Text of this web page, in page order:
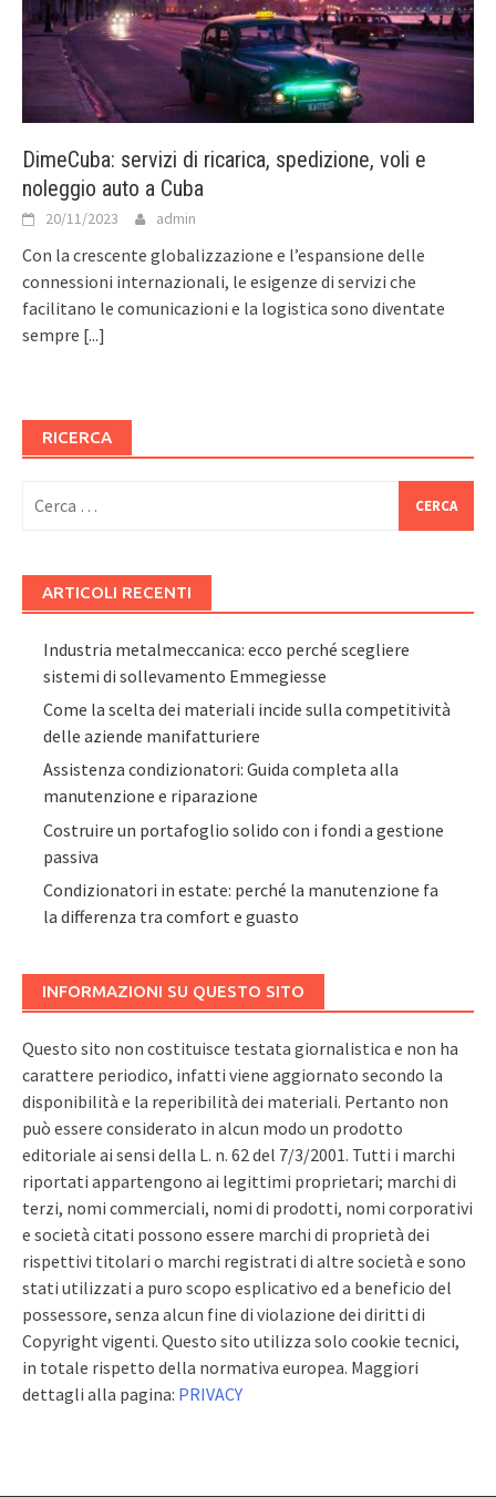
DimeCuba: servizi di ricarica, spedizione, voli e
noleggio auto a Cuba
20/11/2023 admin
Con la crescente globalizzazione e l’espansione delle
connessioni internazionali, le esigenze di servizi che
facilitano le comunicazioni e la logistica sono diventate
sempre [...]
RICERCA
per:
ARTICOLI RECENTI
Industria metalmeccanica: ecco perché scegliere
sistemi di sollevamento Emmegiesse
Come la scelta dei materiali incide sulla competitività
delle aziende manifatturiere
Assistenza condizionatori: Guida completa alla
manutenzione e riparazione
Costruire un portafoglio solido con i fondi a gestione
passiva
Condizionatori in estate: perché la manutenzione fa
la differenza tra comfort e guasto
INFORMAZIONI SU QUESTO SITO
Questo sito non costituisce testata giornalistica e non ha
carattere periodico, infatti viene aggiornato secondo la
disponibilità e la reperibilità dei materiali. Pertanto non
può essere considerato in alcun modo un prodotto
editoriale ai sensi della L. n. 62 del 7/3/2001. Tutti i marchi
riportati appartengono ai legittimi proprietari; marchi di
terzi, nomi commerciali, nomi di prodotti, nomi corporativi
e società citati possono essere marchi di proprietà dei
rispettivi titolari o marchi registrati di altre società e sono
stati utilizzati a puro scopo esplicativo ed a beneficio del
possessore, senza alcun fine di violazione dei diritti di
Copyright vigenti. Questo sito utilizza solo cookie tecnici,
in totale rispetto della normativa europea. Maggiori
dettagli alla pagina: PRIVACY